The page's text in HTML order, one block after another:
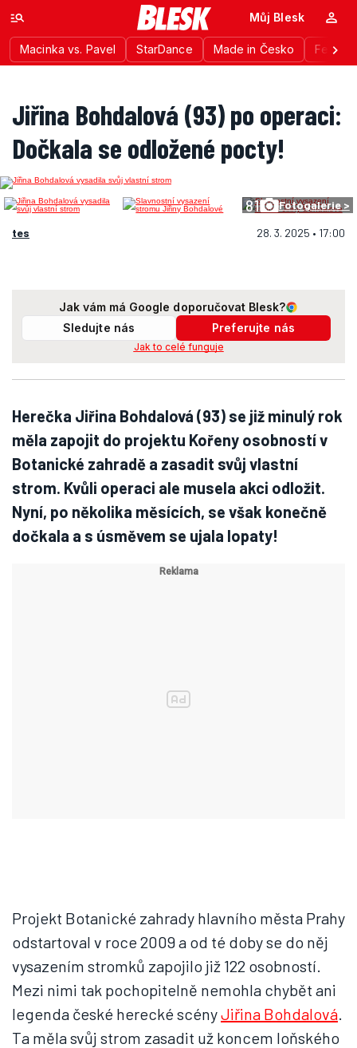
Macinka vs. Pavel StarDance Made in Česko
Můj Blesk
Jiřina Bohdalová (93) po operaci:
Dočkala se odložené pocty!
81 Fotogalerie >
tes 28. 3. 2025 • 17:00
Jak vám má Google doporučovat Blesk?
Sledujte nás
Preferujte nás
Jak to celé funguje
Herečka Jiřina Bohdalová (93) se již minulý rok
měla zapojit do projektu Kořeny osobností v
Botanické zahradě a zasadit svůj vlastní
strom. Kvůli operaci ale musela akci odložit.
Nyní, po několika měsících, se však konečně
dočkala a s úsměvem se ujala lopaty!
Projekt Botanické zahrady hlavního města Prahy
odstartoval v roce 2009 a od té doby se do něj
vysazením stromků zapojilo již 122 osobností.
Mezi nimi tak pochopitelně nemohla chybět ani
legenda české herecké scényJiřina Bohdalová.
Ta měla svůj strom zasadit už koncem loňského